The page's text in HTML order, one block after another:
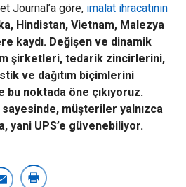
Journal’a göre, imalat ihracatının
Hindistan, Vietnam, Malezya
kaydı. Değişen ve dinamik
şirketleri, tedarik zincirlerini,
ve dağıtım biçimlerini
bu noktada öne çıkıyoruz.
müşteriler yalnızca
yani UPS’e güvenebiliyor.